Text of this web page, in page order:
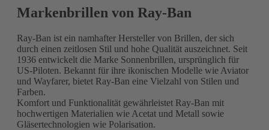
Markenbrillen von Ray-Ban
Ray-Ban ist ein namhafter Hersteller von Brillen, der sich
durch einen zeitlosen Stil und hohe Qualität auszeichnet. Seit
1936 entwickelt die Marke Sonnenbrillen, ursprünglich für
US-Piloten. Bekannt für ihre ikonischen Modelle wie Aviator
und Wayfarer, bietet Ray-Ban eine Vielzahl von Stilen und
Farben.
Komfort und Funktionalität gewährleistet Ray-Ban mit
hochwertigen Materialien wie Acetat und Metall sowie
Gläsertechnologien wie Polarisation.